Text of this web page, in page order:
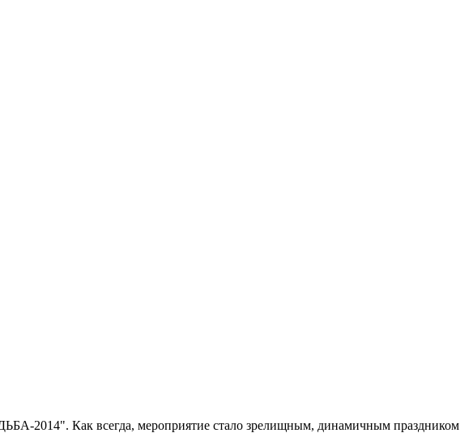
2014". Как всегда, мероприятие стало зрелищным, динамичным праздником